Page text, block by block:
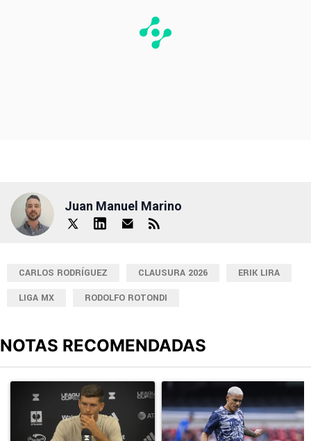
Juan Manuel Marino
CARLOS RODRÍGUEZ CLAUSURA 2026
ERIK LIRA
LIGA MX
RODOLFO ROTONDI
NOTAS RECOMENDADAS
Un artículo de tendencia con el título "DT de Philadelphia dijo
Un artículo de tendencia con